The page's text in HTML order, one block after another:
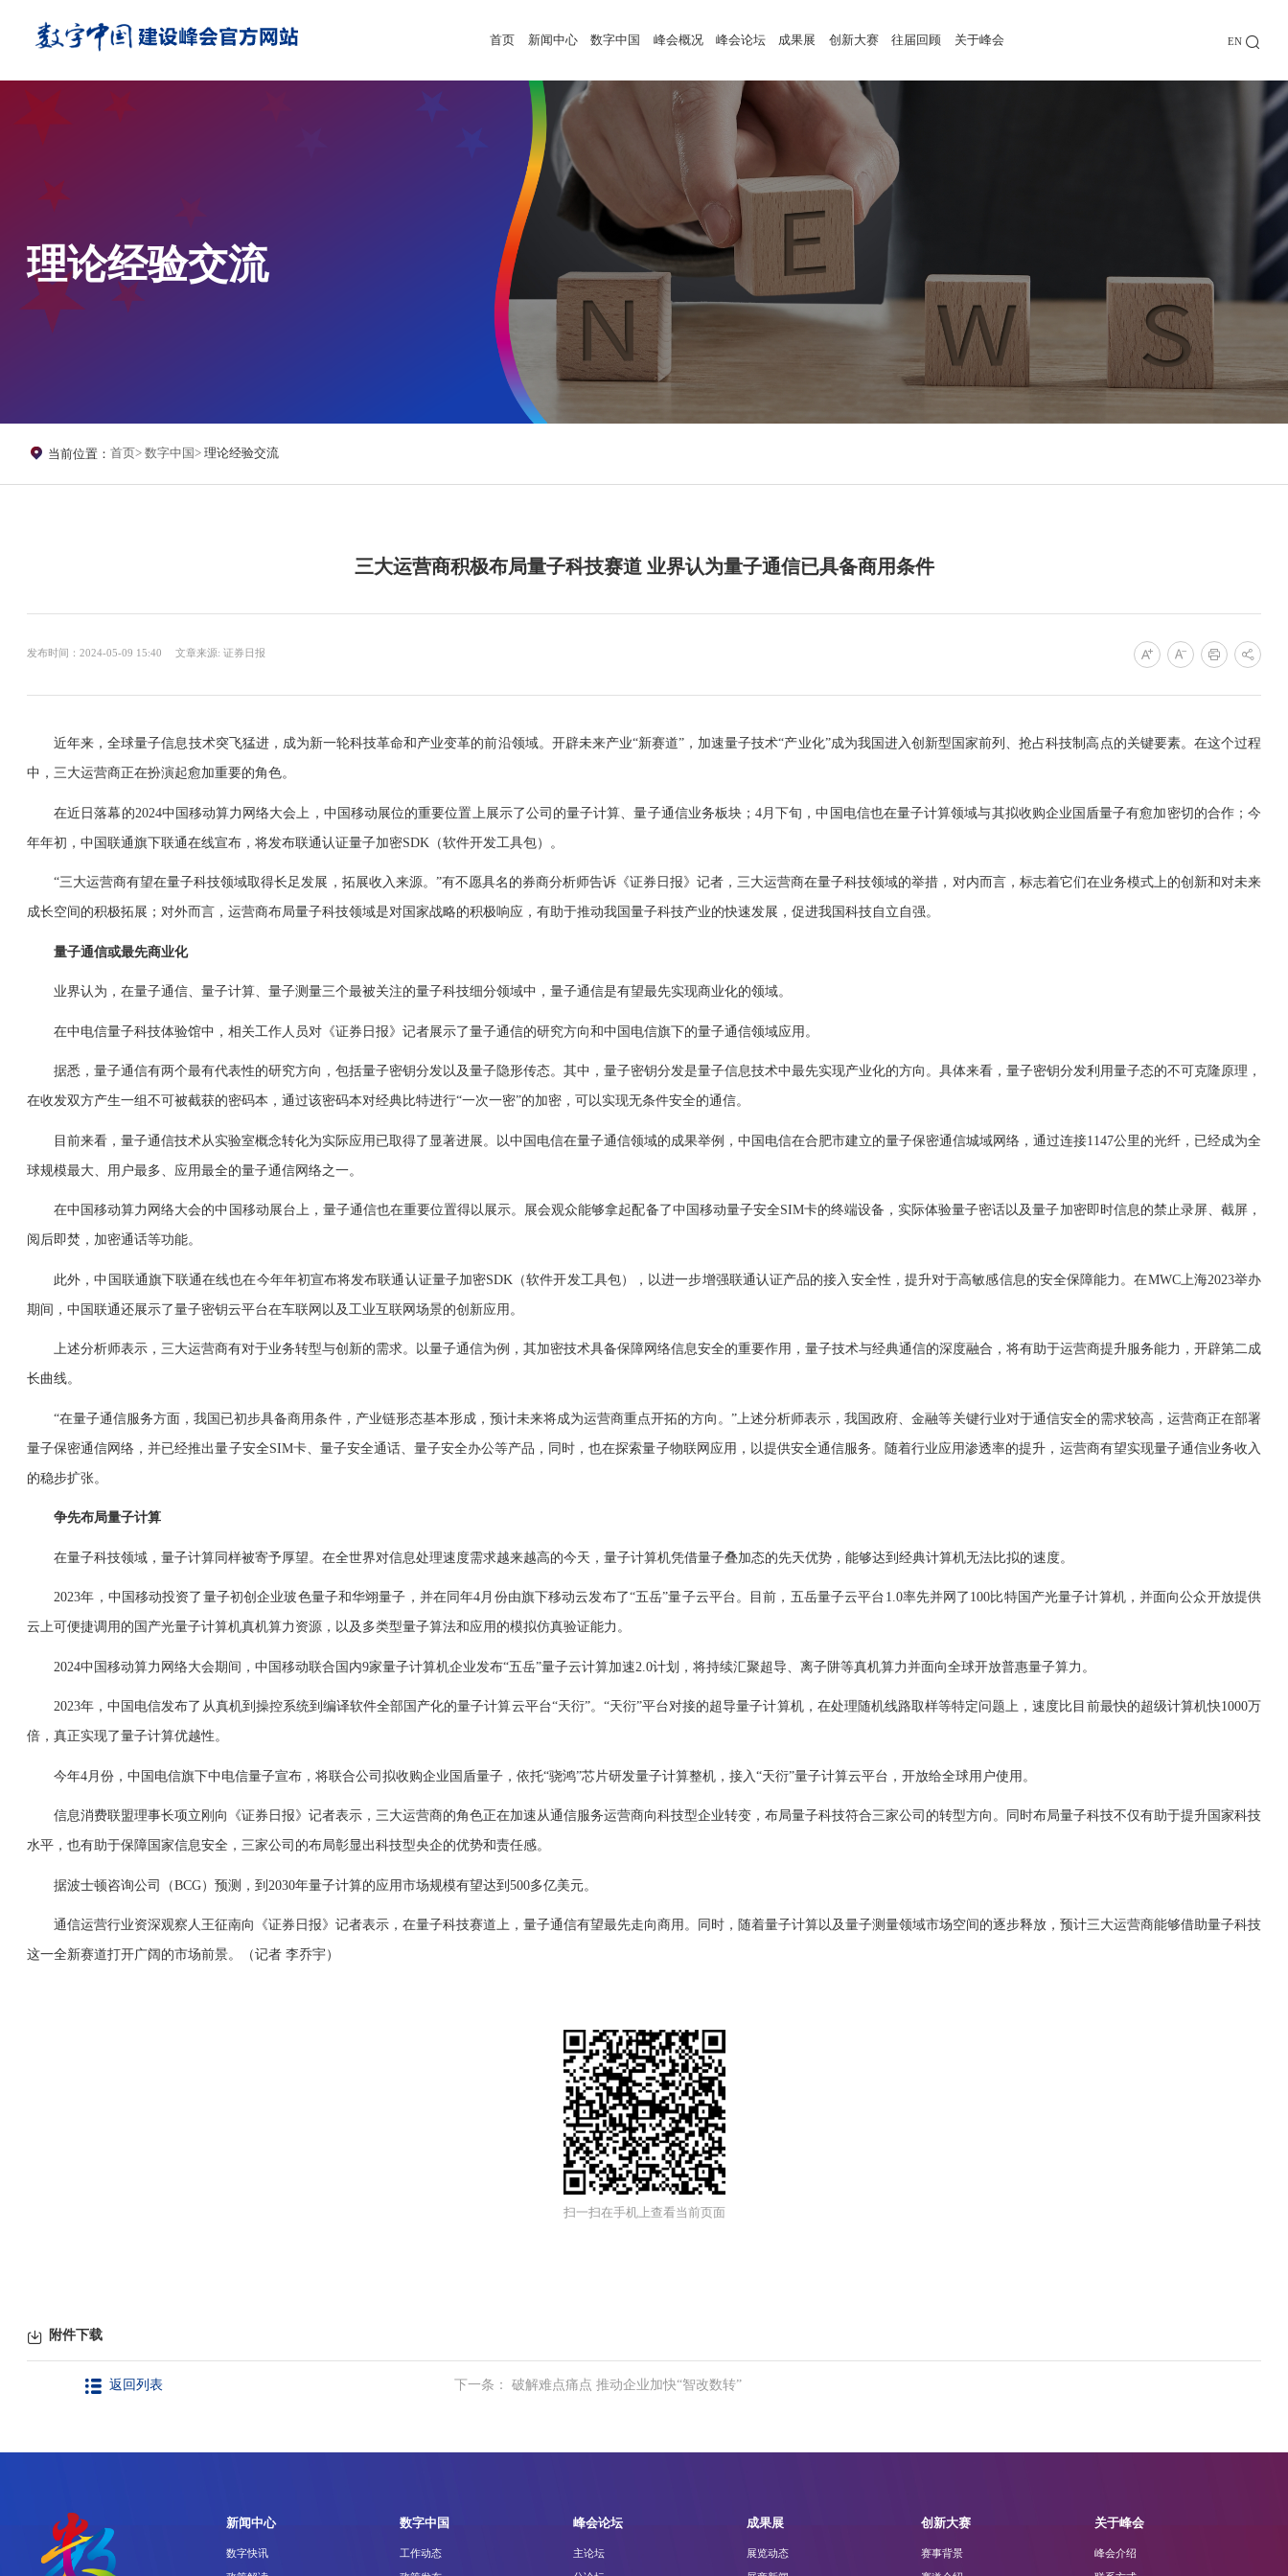
EN
首页 新闻中心 数字中国 峰会概况 峰会论坛 成果展 创新大赛 往届回顾 关于峰会
理论经验交流
当前位置：首页 数字中国 理论经验交流
三大运营商积极布局量子科技赛道 业界认为量子通信已具备商用条件
发布时间：2024-05-09 15:40 文章来源: 证券日报
近年来，全球量子信息技术突飞猛进，成为新一轮科技革命和产业变革的前沿领域。开辟未来产业“新赛道”，加速量子技术“产业化”成为我国进入创新型国家前列、抢占科技制高点的关键要素。在这个过程
中，三大运营商正在扮演起愈加重要的角色。
在近日落幕的2024中国移动算力网络大会上，中国移动展位的重要位置上展示了公司的量子计算、量子通信业务板块；4月下旬，中国电信也在量子计算领域与其拟收购企业国盾量子有愈加密切的合作；今
年年初，中国联通旗下联通在线宣布，将发布联通认证量子加密SDK（软件开发工具包）。
“三大运营商有望在量子科技领域取得长足发展，拓展收入来源。”有不愿具名的券商分析师告诉《证券日报》记者，三大运营商在量子科技领域的举措，对内而言，标志着它们在业务模式上的创新和对未来
成长空间的积极拓展；对外而言，运营商布局量子科技领域是对国家战略的积极响应，有助于推动我国量子科技产业的快速发展，促进我国科技自立自强。
量子通信或最先商业化
业界认为，在量子通信、量子计算、量子测量三个最被关注的量子科技细分领域中，量子通信是有望最先实现商业化的领域。
在中电信量子科技体验馆中，相关工作人员对《证券日报》记者展示了量子通信的研究方向和中国电信旗下的量子通信领域应用。
据悉，量子通信有两个最有代表性的研究方向，包括量子密钥分发以及量子隐形传态。其中，量子密钥分发是量子信息技术中最先实现产业化的方向。具体来看，量子密钥分发利用量子态的不可克隆原理，
在收发双方产生一组不可被截获的密码本，通过该密码本对经典比特进行“一次一密”的加密，可以实现无条件安全的通信。
目前来看，量子通信技术从实验室概念转化为实际应用已取得了显著进展。以中国电信在量子通信领域的成果举例，中国电信在合肥市建立的量子保密通信城域网络，通过连接1147公里的光纤，已经成为全
球规模最大、用户最多、应用最全的量子通信网络之一。
在中国移动算力网络大会的中国移动展台上，量子通信也在重要位置得以展示。展会观众能够拿起配备了中国移动量子安全SIM卡的终端设备，实际体验量子密话以及量子加密即时信息的禁止录屏、截屏，
阅后即焚，加密通话等功能。
此外，中国联通旗下联通在线也在今年年初宣布将发布联通认证量子加密SDK（软件开发工具包），以进一步增强联通认证产品的接入安全性，提升对于高敏感信息的安全保障能力。在MWC上海2023举办
期间，中国联通还展示了量子密钥云平台在车联网以及工业互联网场景的创新应用。
上述分析师表示，三大运营商有对于业务转型与创新的需求。以量子通信为例，其加密技术具备保障网络信息安全的重要作用，量子技术与经典通信的深度融合，将有助于运营商提升服务能力，开辟第二成
长曲线。
“在量子通信服务方面，我国已初步具备商用条件，产业链形态基本形成，预计未来将成为运营商重点开拓的方向。”上述分析师表示，我国政府、金融等关键行业对于通信安全的需求较高，运营商正在部署
量子保密通信网络，并已经推出量子安全SIM卡、量子安全通话、量子安全办公等产品，同时，也在探索量子物联网应用，以提供安全通信服务。随着行业应用渗透率的提升，运营商有望实现量子通信业务收入
的稳步扩张。
争先布局量子计算
在量子科技领域，量子计算同样被寄予厚望。在全世界对信息处理速度需求越来越高的今天，量子计算机凭借量子叠加态的先天优势，能够达到经典计算机无法比拟的速度。
2023年，中国移动投资了量子初创企业玻色量子和华翊量子，并在同年4月份由旗下移动云发布了“五岳”量子云平台。目前，五岳量子云平台1.0率先并网了100比特国产光量子计算机，并面向公众开放提供
云上可便捷调用的国产光量子计算机真机算力资源，以及多类型量子算法和应用的模拟仿真验证能力。
2024中国移动算力网络大会期间，中国移动联合国内9家量子计算机企业发布“五岳”量子云计算加速2.0计划，将持续汇聚超导、离子阱等真机算力并面向全球开放普惠量子算力。
2023年，中国电信发布了从真机到操控系统到编译软件全部国产化的量子计算云平台“天衍”。“天衍”平台对接的超导量子计算机，在处理随机线路取样等特定问题上，速度比目前最快的超级计算机快1000万
倍，真正实现了量子计算优越性。
今年4月份，中国电信旗下中电信量子宣布，将联合公司拟收购企业国盾量子，依托“骁鸿”芯片研发量子计算整机，接入“天衍”量子计算云平台，开放给全球用户使用。
信息消费联盟理事长项立刚向《证券日报》记者表示，三大运营商的角色正在加速从通信服务运营商向科技型企业转变，布局量子科技符合三家公司的转型方向。同时布局量子科技不仅有助于提升国家科技
水平，也有助于保障国家信息安全，三家公司的布局彰显出科技型央企的优势和责任感。
据波士顿咨询公司（BCG）预测，到2030年量子计算的应用市场规模有望达到500多亿美元。
通信运营行业资深观察人王征南向《证券日报》记者表示，在量子科技赛道上，量子通信有望最先走向商用。同时，随着量子计算以及量子测量领域市场空间的逐步释放，预计三大运营商能够借助量子科技
这一全新赛道打开广阔的市场前景。（记者 李乔宇）
扫一扫在手机上查看当前页面
附件下载
返回列表 下一条： 破解难点痛点 推动企业加快“智改数转”
新闻中心
数字快讯
数字中国
工作动态
峰会论坛
主论坛
成果展
展览动态
创新大赛
赛事背景
关于峰会
峰会介绍